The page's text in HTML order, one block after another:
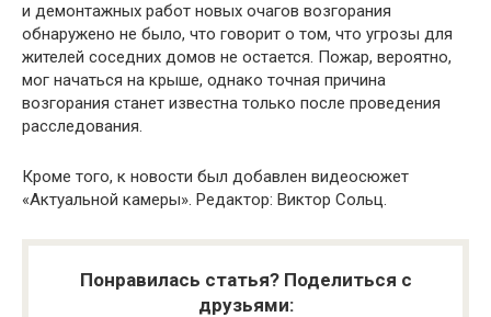
и демонтажных работ новых очагов возгорания
обнаружено не было, что говорит о том, что угрозы для
жителей соседних домов не остается. Пожар, вероятно,
мог начаться на крыше, однако точная причина
возгорания станет известна только после проведения
расследования.
Кроме того, к новости был добавлен видеосюжет
«Актуальной камеры». Редактор: Виктор Сольц.
Понравилась статья? Поделиться с
друзьями: